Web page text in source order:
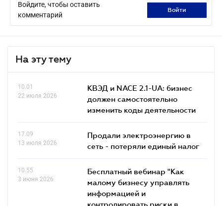
Войдите, чтобы оставить
комментарий
войти
На эту тему
10.01
22 июля 2026
КВЭД и NACE 2.1-UA: бизнес
должен самостоятельно
изменить коды деятельности
17.09
13 июля 2026
Продали электроэнергию в
сеть - потеряли единый налог
10.55
3 июня 2026
Бесплатный вебинар "Как
малому бизнесу управлять
информацией и
контролировать риски в